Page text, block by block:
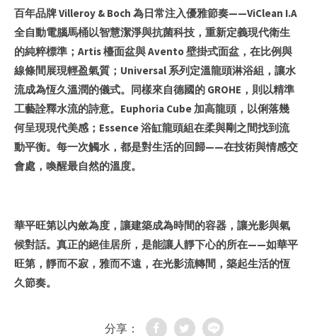
百年品牌 Villeroy & Boch 為日常注入優雅節奏——ViClean I.A
全自動電腦馬桶以智慧潔淨與抗菌科技，重新定義現代衛生
的純粹標準；Artis 檯面盆與 Avento 壁掛式面盆，在比例與
線條間展現輕盈氣質；Universal 系列定溫龍頭淋浴組，讓水
流成為恆久溫潤的儀式。同樣來自德國的 GROHE，則以精準
工藝詮釋水流的詩意。Euphoria Cube 加高龍頭，以俐落幾
何呈現現代美感；Essence 浴缸龍頭組在柔與剛之間找到流
動平衡。每一次觸水，都是對生活的回歸——在技術與情感交
會處，喚醒最自然的溫度。
華平旺第以內斂為度，讓建築成為時間的容器，讓光影與氣
候對話。真正的絕佳居所，是能讓人靜下心的所在——如華平
旺第，靜而不寂，雅而不遠，在光影流轉間，築起生活的恆
久節奏。
分享：